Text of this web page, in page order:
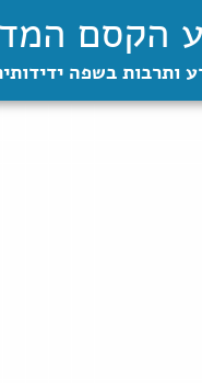
הקסם
ותרבות בשפה